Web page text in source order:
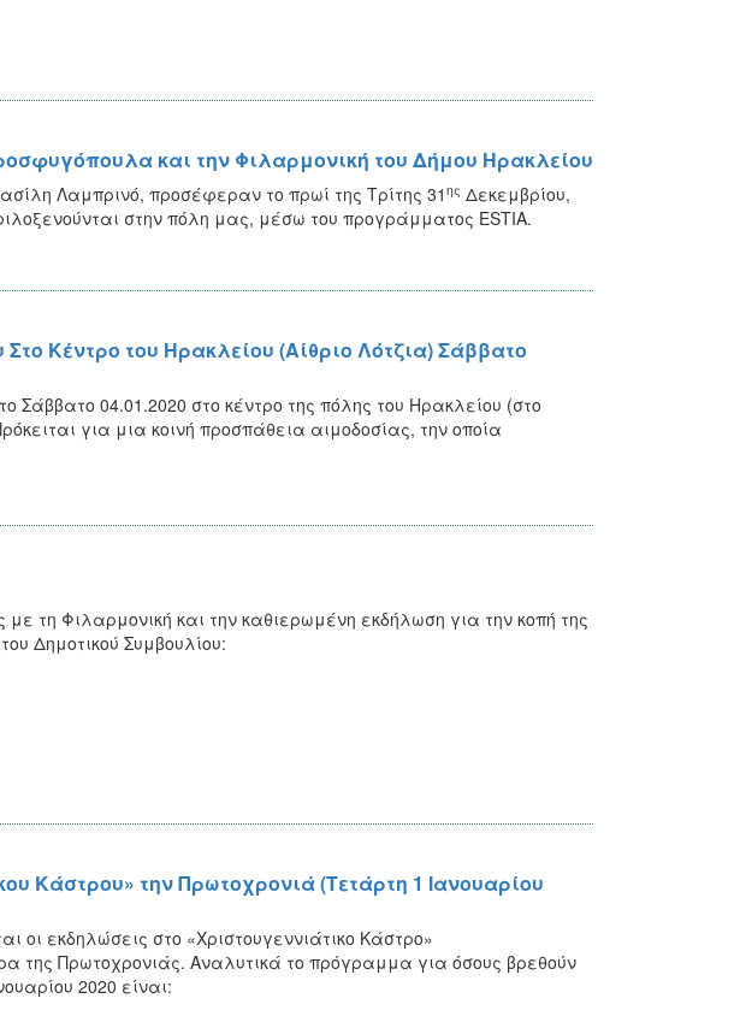
και την Φιλαρμονική του Δήμου Ηρακλείου
Λαμπρινό, προσέφεραν το πρωί της Τρίτης 31 ης Δεκεμβρίου,
στην πόλη μας, μέσω του προγράμματος ESTIA.
Κέντρο του Ηρακλείου (Αίθριο Λότζια) Σάββατο
Σάββατο 04.01.2020 στο κέντρο της πόλης του Ηρακλείου (στο
για μια κοινή προσπάθεια αιμοδοσίας, την οποία
τη Φιλαρμονική και την καθιερωμένη εκδήλωση για την κοπή της
Δημοτικού Συμβουλίου:
Κάστρου» την Πρωτοχρονιά (Τετάρτη 1 Ιανουαρίου
οι εκδηλώσεις στο «Χριστουγεννιάτικο Κάστρο»
της Πρωτοχρονιάς. Αναλυτικά το πρόγραμμα για όσους βρεθούν
2020 είναι: